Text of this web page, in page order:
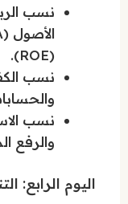
نسب
(ROE).
نسب
نسب
والرفع
اليوم الرابع: